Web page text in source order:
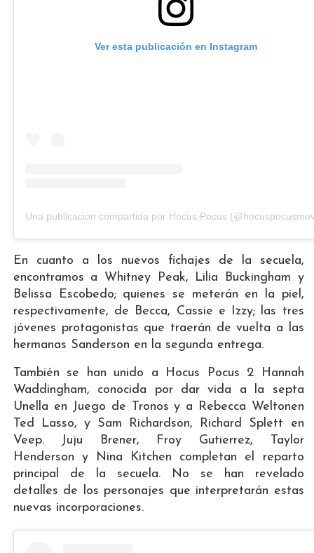
Ver esta publicación en Instagram
Una publicación compartida por Hocus Pocus
En cuanto a los nuevos fichajes de la secuela,
encontramos a Whitney Peak, Lilia Buckingham y
Belissa Escobedo; quienes se meterán en la piel,
respectivamente, de Becca, Cassie e Izzy; las tres
jóvenes protagonistas que traerán de vuelta a las
hermanas Sanderson en la segunda entrega.
También se han unido a Hocus Pocus 2 Hannah
Waddingham, conocida por dar vida a la septa
Unella en Juego de Tronos y a Rebecca Weltonen
Ted Lasso, y Sam Richardson, Richard Splett en
Veep. Juju Brener, Froy Gutierrez, Taylor
Henderson y Nina Kitchen completan el reparto
principal de la secuela. No se han revelado
detalles de los personajes que interpretarán estas
nuevas incorporaciones.